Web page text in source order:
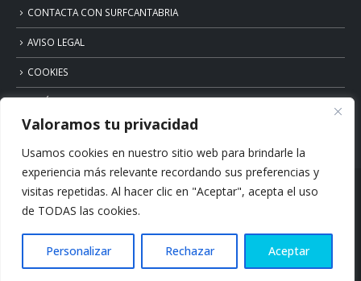
Valoramos tu privacidad
Usamos cookies en nuestro sitio web para brindarle la
experiencia más relevante recordando sus preferencias y
visitas repetidas. Al hacer clic en "Aceptar", acepta el uso
de TODAS las cookies.
Personalizar Rechazar Aceptar
CONTACTA CON SURFCANTABRIA
AVISO LEGAL
COOKIES
POLÍTICA DE PRIVACIDAD
© Copyright 2026. Surfcantabria.com. All Rights Reserved.